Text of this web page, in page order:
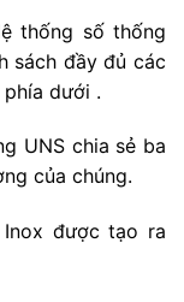
thống số thống
sách đầy đủ các
dưới .
UNS chia sẻ ba
của chúng.
được tạo ra